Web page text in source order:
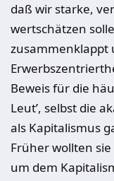
daß wir starke,
wertschätzen
zusammenklappt
Beweis für die
Leut’, selbst die
als Kapitalismus
Früher wollten
um dem